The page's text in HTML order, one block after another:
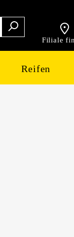
Filiale
Reifen